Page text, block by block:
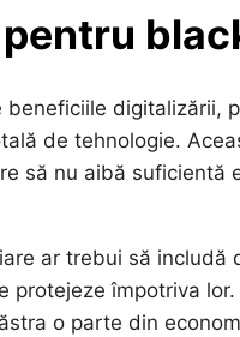
digitalizării,
de tehnologie.
să nu aibă suficientă
ar trebui să includă
împotriva
o parte din